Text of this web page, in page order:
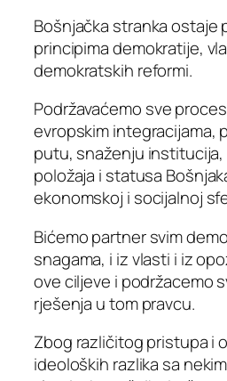
Bošnjačka stranka ostaje
principima demokratije,
demokratskih reformi.
Podržavaćemo sve
evropskim integracijama,
putu, snaženju
položaja i statusa
ekonomskoj i socijalnoj
Bićemo partner svim
snagama, i iz vlasti i iz
ove ciljeve i podržacemo
rješenja u tom pravcu.
Zbog različitog pristupa i
ideoloških razlika sa